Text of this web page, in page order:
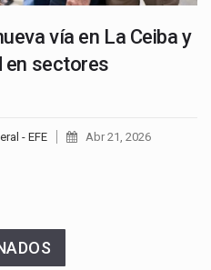
vía en La Ceiba y
en sectores
- EFE Abr 21, 2026